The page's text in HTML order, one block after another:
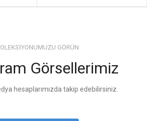
GÖRÜN
Görsellerimiz
hesaplarımızda takip edebilirsiniz.